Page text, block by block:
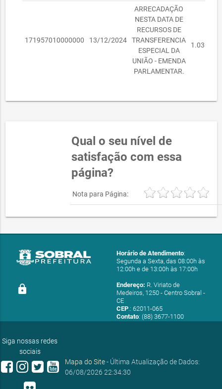
171957010000000 13/12/2024
ARRECADAÇÃO
NESTA DATA DE
RECURSOS DE
TRANSFERENCIA
ESPECIAL DA
UNIÃO - EMENDA
PARLAMENTAR.
Qual o seu nível de
satisfação com essa
página?
Nota para Página:
lock
Horário de Atendimento:
Segunda a Sexta, das 08:00h às
12:00h e de 13:00h às 17:00h
Endereço: R. Viriato de
Medeiros, 1250 - Centro Sobral -
CE
CEP.: 62011-065
Contato: (88) 3677-1100
Siga nossas redes
sociais
Mapa do Site- Última Atualização de Dados:
06/08/2026 22:34:30